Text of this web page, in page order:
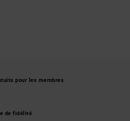
pour les membres
de fidélité